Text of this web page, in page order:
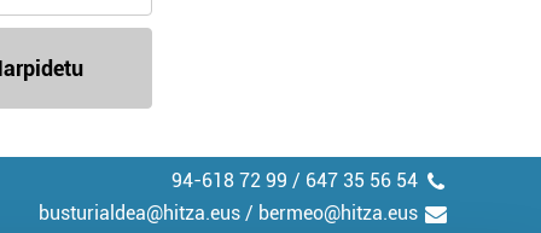
94-618 72 99 / 647 35 56 54
busturialdea@hitza.eus / bermeo@hitza.eus